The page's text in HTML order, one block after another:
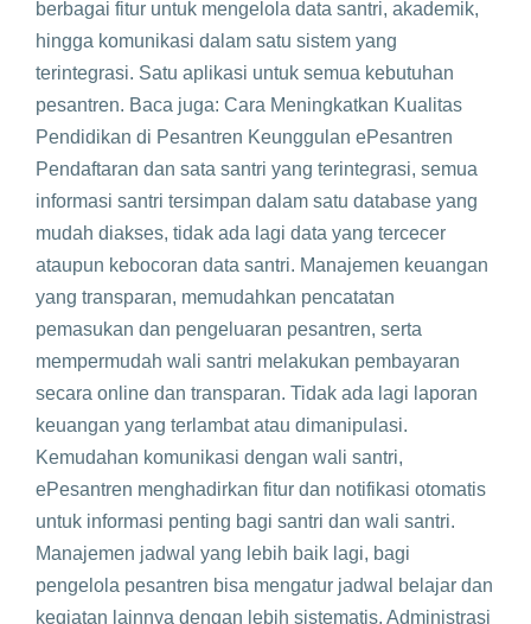
berbagai fitur untuk mengelola data santri, akademik,
hingga komunikasi dalam satu sistem yang
terintegrasi. Satu aplikasi untuk semua kebutuhan
pesantren. Baca juga: Cara Meningkatkan Kualitas
Pendidikan di Pesantren Keunggulan ePesantren
Pendaftaran dan sata santri yang terintegrasi, semua
informasi santri tersimpan dalam satu database yang
mudah diakses, tidak ada lagi data yang tercecer
ataupun kebocoran data santri. Manajemen keuangan
yang transparan, memudahkan pencatatan
pemasukan dan pengeluaran pesantren, serta
mempermudah wali santri melakukan pembayaran
secara online dan transparan. Tidak ada lagi laporan
keuangan yang terlambat atau dimanipulasi.
Kemudahan komunikasi dengan wali santri,
ePesantren menghadirkan fitur dan notifikasi otomatis
untuk informasi penting bagi santri dan wali santri.
Manajemen jadwal yang lebih baik lagi, bagi
pengelola pesantren bisa mengatur jadwal belajar dan
kegiatan lainnya dengan lebih sistematis. Administrasi